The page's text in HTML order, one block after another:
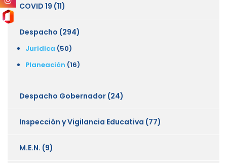
COVID 19 (11)
Despacho (294)
Juridica (50)
Planeación (16)
Despacho Gobernador (24)
Inspección y Vigilancia Educativa (77)
M.E.N. (9)